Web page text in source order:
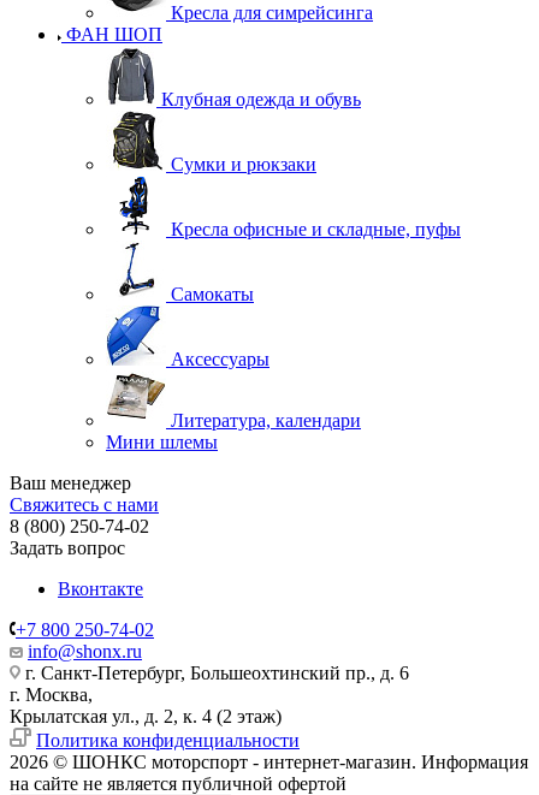
Кресла для симрейсинга
ФАН ШОП
Клубная одежда и обувь
Сумки и рюкзаки
Кресла офисные и складные, пуфы
Самокаты
Аксессуары
Литература, календари
Мини шлемы
Ваш менеджер
Свяжитесь с нами
8 (800) 250-74-02
Задать вопрос
Вконтакте
+7 800 250-74-02
info@shonx.ru
г. Санкт-Петербург, Большеохтинский пр., д. 6
г. Москва,
Крылатская ул., д. 2, к. 4 (2 этаж)
Политика конфиденциальности
2026 © ШОНКС моторспорт - интернет-магазин. Информация
на сайте не является публичной офертой